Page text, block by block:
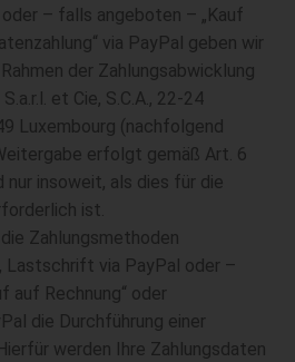
– falls angeboten – „Kauf
via PayPal geben wir
der Zahlungsabwicklung
et Cie, S.C.A., 22-24
Luxembourg (nachfolgend
erfolgt gemäß Art. 6
nur insoweit, als dies für die
ist.
Zahlungsmethoden
Lastschrift via PayPal oder –
auf Rechnung“ oder
die Durchführung einer
werden Ihre Zahlungsdaten